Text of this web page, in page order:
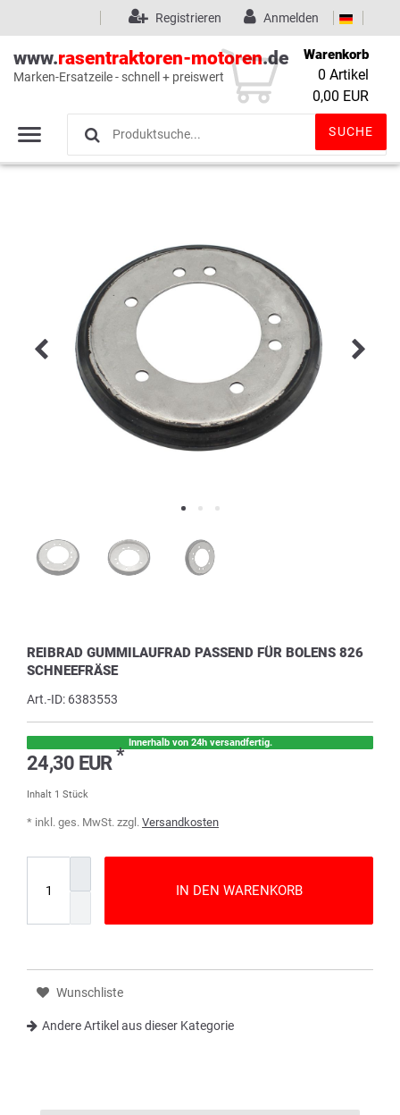
Wunschliste (0)
Anmelden
Registrieren
www.rasentraktoren-motoren.de
Marken-Ersatzeile - schnell + preiswert
SUCHE
Warenkorb
0 Artikel
0,00 EUR
REIBRAD GUMMILAUFRAD PASSEND FÜR BOLENS 826
SCHNEEFRÄSE
Art.-ID: 6383553
Innerhalb von 24h versandfertig.
24,30 EUR*
Inhalt 1 Stück
* inkl. ges. MwSt. zzgl. Versandkosten
IN DEN WARENKORB
Wunschliste
Andere Artikel aus dieser Kategorie